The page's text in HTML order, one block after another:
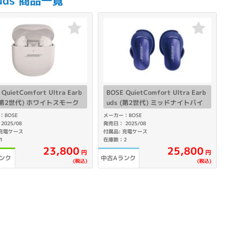
QuietComfort Ultra Earb
2世代) ホワイトスモーク
BOSE
2025/08
電ケース
ク
23,800 円
(税込)
BOSE QuietComfort Ultra Earb
uds (第2世代) ミッドナイトバイ
オレット
メーカー：BOSE
発売日： 2025/08
付属品: 充電ケース
在庫数：2
中古Aランク
25,800 円
(税込)
FUJITSU
ROM DVD±RW